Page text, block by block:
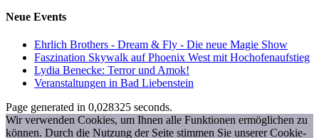
Neue Events
Ehrlich Brothers - Dream & Fly - Die neue Magie Show
Faszination Skywalk auf Phoenix West mit Hochofenaufstieg
Lydia Benecke: Terror und Amok!
Veranstaltungen in Bad Liebenstein
Page generated in 0,028325 seconds.
Wir verwenden Cookies, um Ihnen alle Funktionen ermöglichen zu
können. Durch die Nutzung der Seite stimmen Sie unserer Cookie-